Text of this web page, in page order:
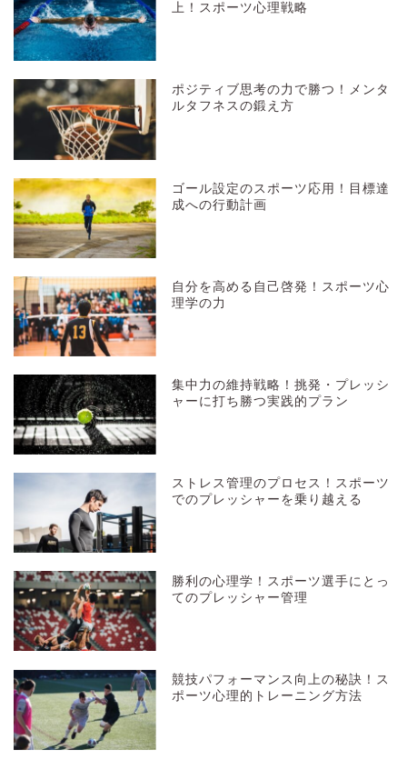
上！スポーツ心理戦略
ポジティブ思考の力で勝つ！メンタ
ルタフネスの鍛え方
ゴール設定のスポーツ応用！目標達
成への行動計画
自分を高める自己啓発！スポーツ心
理学の力
集中力の維持戦略！挑発・プレッシ
ャーに打ち勝つ実践的プラン
ストレス管理のプロセス！スポーツ
でのプレッシャーを乗り越える
勝利の心理学！スポーツ選手にとっ
てのプレッシャー管理
競技パフォーマンス向上の秘訣！ス
ポーツ心理的トレーニング方法